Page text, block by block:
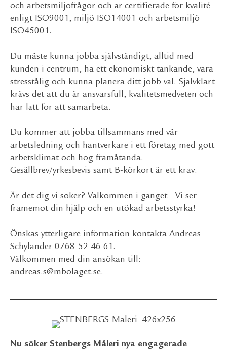
och arbetsmiljöfrågor och är certifierade för kvalité
enligt ISO9001, miljö ISO14001 och arbetsmiljö
ISO45001.
Du måste kunna jobba självständigt, alltid med
kunden i centrum, ha ett ekonomiskt tänkande, vara
stresstålig och kunna planera ditt jobb väl. Självklart
krävs det att du är ansvarsfull, kvalitetsmedveten och
har lätt för att samarbeta.
Du kommer att jobba tillsammans med vår
arbetsledning och hantverkare i ett företag med gott
arbetsklimat och hög framåtanda.
Gesällbrev/yrkesbevis samt B-körkort är ett krav.
Är det dig vi söker? Välkommen i gänget - Vi ser
framemot din hjälp och en utökad arbetsstyrka!
Önskas ytterligare information kontakta Andreas
Schylander 0768-52 46 61.
Välkommen med din ansökan till:
andreas.s@mbolaget.se.
Nu söker Stenbergs Måleri nya engagerade